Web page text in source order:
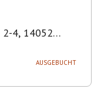
2-4, 14052
AUSGEBUCHT